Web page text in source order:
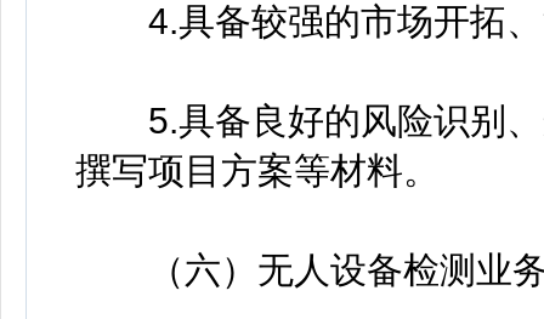
4.具备较强的市场开拓、
5.具备良好的风险识别、
撰写项目方案等材料。
（六）无人设备检测业